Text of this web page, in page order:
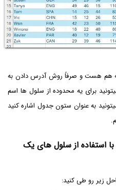
هم هست و صرفاً روش آدرس دادن به
برای یه محدوده از سلول ها اسم
به عنوان ستون جدول اشاره کنید
استفاده از سلول های یک